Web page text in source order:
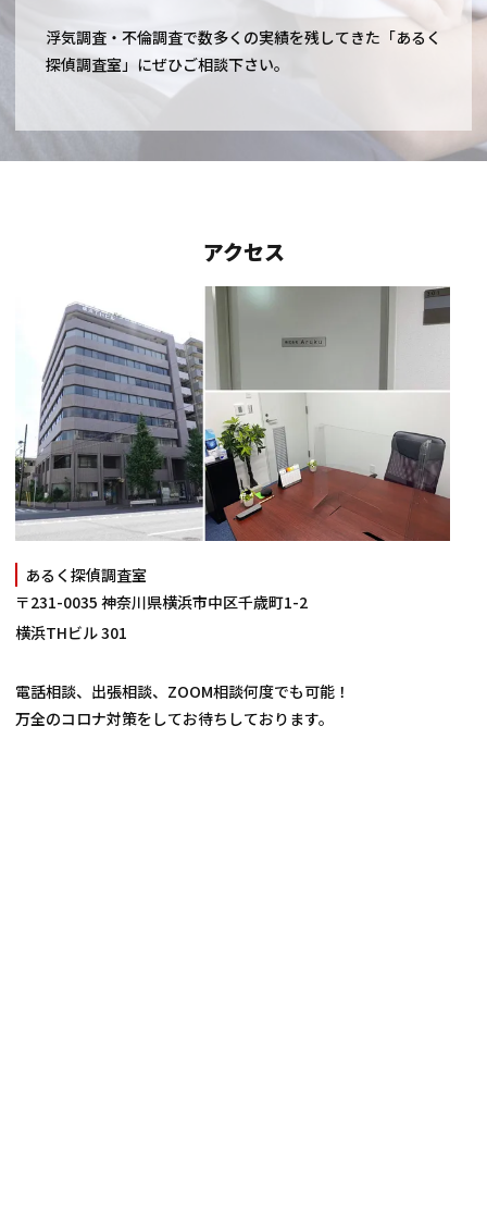
浮気調査・不倫調査で数多くの実績を残してきた「あるく
探偵調査室」にぜひご相談下さい。
アクセス
あるく探偵調査室
〒231-0035 神奈川県横浜市中区千歳町1-2
横浜THビル 301
電話相談、出張相談、ZOOM相談何度でも可能！
万全のコロナ対策をしてお待ちしております。